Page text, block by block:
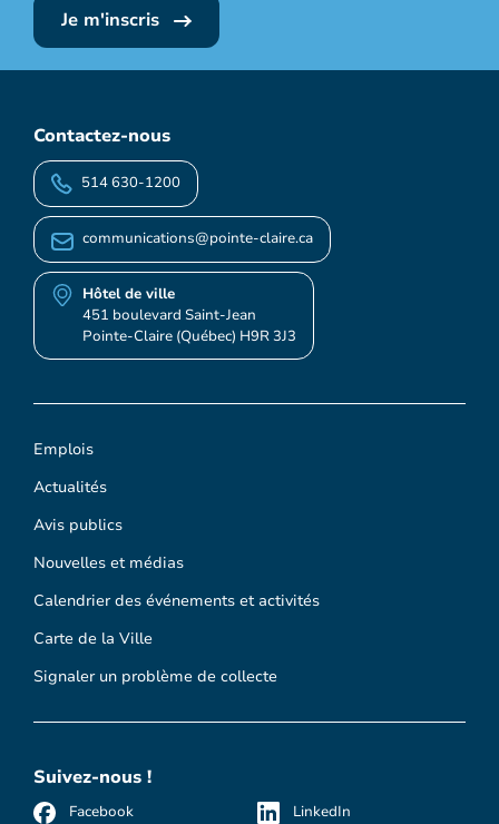
Je m'inscris
Emplois
Actualités
Avis publics
Nouvelles et médias
Calendrier des événements et activités
Carte de la Ville
Signaler un problème de collecte
Contactez-nous
514 630-1200
communications@pointe-claire.ca
Hôtel de ville
451 boulevard Saint-Jean
Pointe-Claire (Québec) H9R 3J3
Suivez-nous !
Facebook LinkedIn